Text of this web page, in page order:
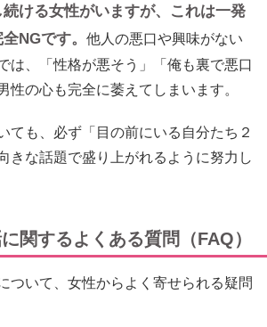
ける女性がいますが、これは一発
NGです。 他人の悪口や興味がない
は、「性格が悪そう」「俺も裏で悪口
性の心も完全に萎えてしまいます。
ても、必ず「目の前にいる自分たち２
きな話題で盛り上がれるように努力し
関するよくある質問（FAQ）
ついて、女性からよく寄せられる疑問